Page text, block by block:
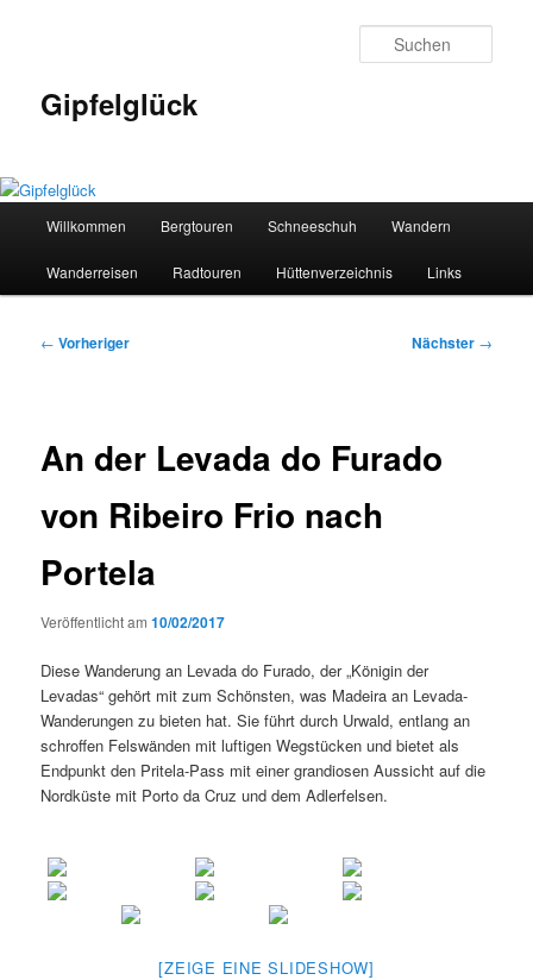
Gipfelglück
Willkommen Bergtouren Schneeschuh Wandern
Wanderreisen Radtouren Hüttenverzeichnis Links
Beitragsnavigation
← Vorheriger Nächster →
An der Levada do Furado
von Ribeiro Frio nach
Portela
Veröffentlicht am10/02/2017
Diese Wanderung an Levada do Furado, der „Königin der
Levadas“ gehört mit zum Schönsten, was Madeira an Levada-
Wanderungen zu bieten hat. Sie führt durch Urwald, entlang an
schroffen Felswänden mit luftigen Wegstücken und bietet als
Endpunkt den Pritela-Pass mit einer grandiosen Aussicht auf die
Nordküste mit Porto da Cruz und dem Adlerfelsen.
[ZEIGE EINE SLIDESHOW]